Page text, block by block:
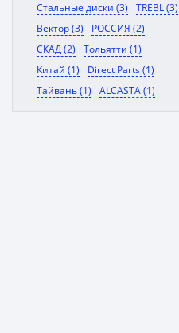
Стальные диски (3)
TREBL (3)
Вектор (3)
РОССИЯ (2)
СКАД (2)
Тольятти (1)
Китай (1)
Direct Parts (1)
Тайвань (1)
ALCASTA (1)